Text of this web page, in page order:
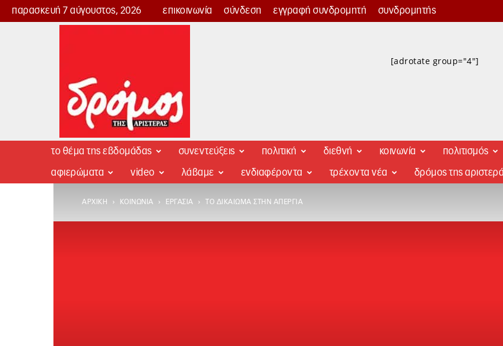
παρασκευή 7 αύγουστος, 2026 επικοινωνία σύνδεση εγγραφή συνδρομητή συνδρομητής
Δρόμος
[adrotate group="4"]
το θέμα της εβδομάδας συνεντεύξεις πολιτική διεθνή κοινωνία πολιτισμός
αφιερώματα video λάβαμε ενδιαφέροντα τρέχοντα νέα δρόμος της
ΑΡΧΙΚΉ ΚΟΙΝΩΝΊΑ ΕΡΓΑΣΊΑ ΤΟ ΔΙΚΑΊΩΜΑ ΣΤΗΝ ΑΠΕΡΓΊΑ